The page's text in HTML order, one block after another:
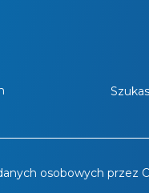
osobowych przez